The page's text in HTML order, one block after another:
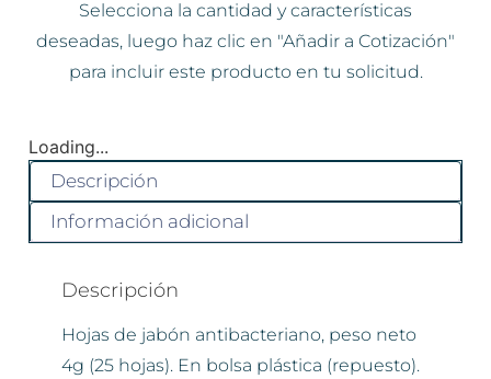
Selecciona la cantidad y características
deseadas, luego haz clic en "Añadir a Cotización"
para incluir este producto en tu solicitud.
Loading...
Descripción
Información adicional
Descripción
Hojas de jabón antibacteriano, peso neto
4g (25 hojas). En bolsa plástica (repuesto).